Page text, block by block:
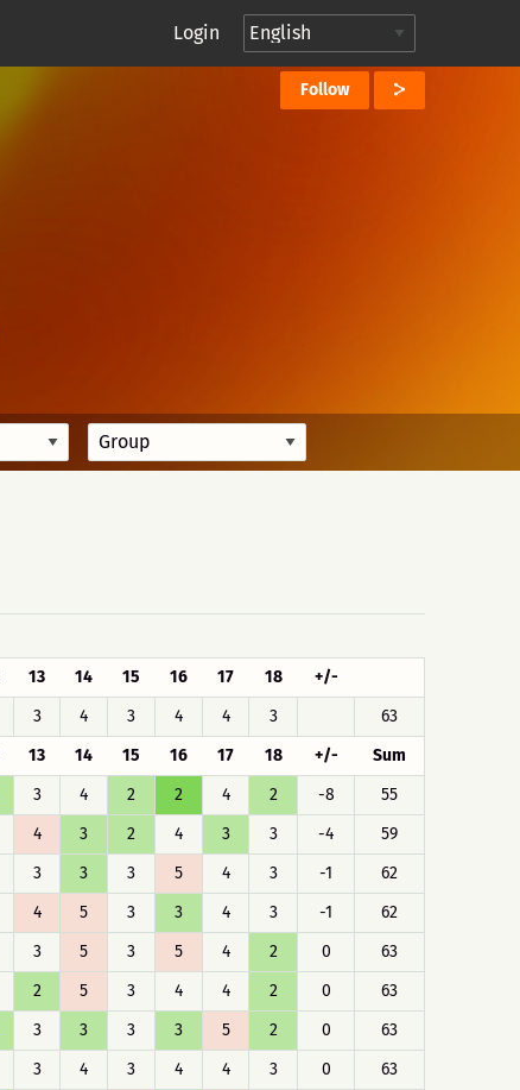
Login
Follow
13 14 15 16 17 18
+/-
3 4 3 4 4 3
63
13 14 15 16 17 18 +/-
Sum
3 4 2 2 4 2 -8
55
4 3 2 4 3 3 -4
59
3 3 3 5 4 3 -1
62
4 5 3 3 4 3 -1
62
3 5 3 5 4 2 0
63
2 5 3 4 4 2 0
63
3 3 3 3 5 2 0
63
3 4 3 4 4 3 0
63